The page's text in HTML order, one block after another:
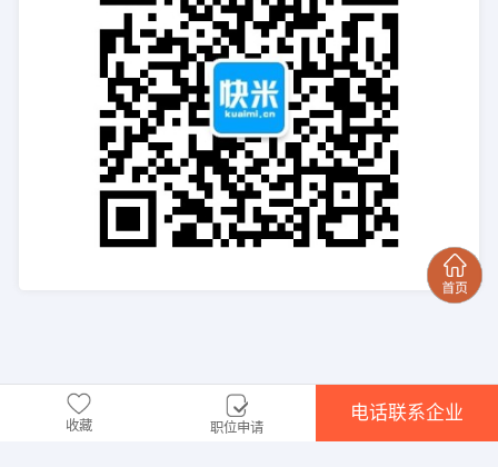
收藏 职位申请
电话联系企业